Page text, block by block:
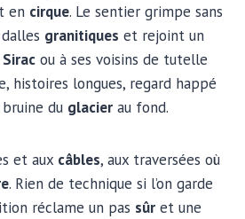
en cirque. Le sentier grimpe sans
granitiques et rejoint un
Sirac ou à ses voisins de tutelle
histoires longues, regard happé
du glacier au fond.
et aux câbles, aux traversées où
. Rien de technique si l’on garde
réclame un pas sûr et une